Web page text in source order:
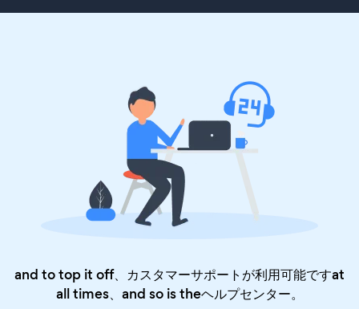
and to top it off、カスタマーサポートが利用可能ですat
all times、and so is theヘルプセンター。